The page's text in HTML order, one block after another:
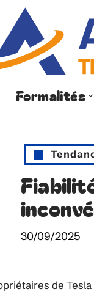
Formalités
30/09/2025
de